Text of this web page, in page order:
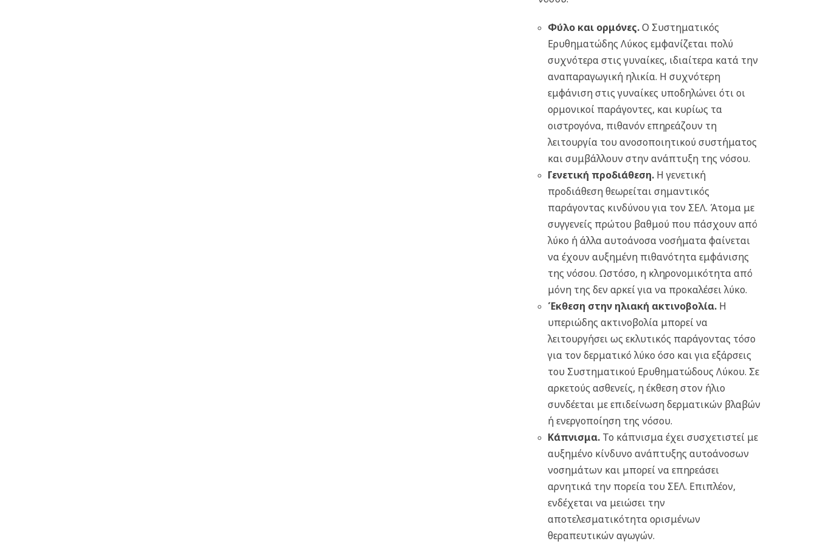
Φύλο και ορμόνες.Ο Συστηματικός
Ερυθηματώδης Λύκος εμφανίζεται πολύ
συχνότερα στις γυναίκες, ιδιαίτερα κατά την
αναπαραγωγική ηλικία. Η συχνότερη
εμφάνιση στις γυναίκες υποδηλώνει ότι οι
ορμονικοί παράγοντες, και κυρίως τα
οιστρογόνα, πιθανόν επηρεάζουν τη
λειτουργία του ανοσοποιητικού συστήματος
και συμβάλλουν στην ανάπτυξη της νόσου.
Γενετική προδιάθεση.Η γενετική
προδιάθεση θεωρείται σημαντικός
παράγοντας κινδύνου για τον ΣΕΛ. Άτομα με
συγγενείς πρώτου βαθμού που πάσχουν από
λύκο ή άλλα αυτοάνοσα νοσήματα φαίνεται
να έχουν αυξημένη πιθανότητα εμφάνισης
της νόσου. Ωστόσο, η κληρονομικότητα από
μόνη της δεν αρκεί για να προκαλέσει λύκο.
Έκθεση στην ηλιακή ακτινοβολία.Η
υπεριώδης ακτινοβολία μπορεί να
λειτουργήσει ως εκλυτικός παράγοντας τόσο
για τον δερματικό λύκο όσο και για εξάρσεις
του Συστηματικού Ερυθηματώδους Λύκου. Σε
αρκετούς ασθενείς, η έκθεση στον ήλιο
συνδέεται με επιδείνωση δερματικών βλαβών
ή ενεργοποίηση της νόσου.
Κάπνισμα.Το κάπνισμα έχει συσχετιστεί με
αυξημένο κίνδυνο ανάπτυξης αυτοάνοσων
νοσημάτων και μπορεί να επηρεάσει
αρνητικά την πορεία του ΣΕΛ. Επιπλέον,
ενδέχεται να μειώσει την
αποτελεσματικότητα ορισμένων
θεραπευτικών αγωγών.